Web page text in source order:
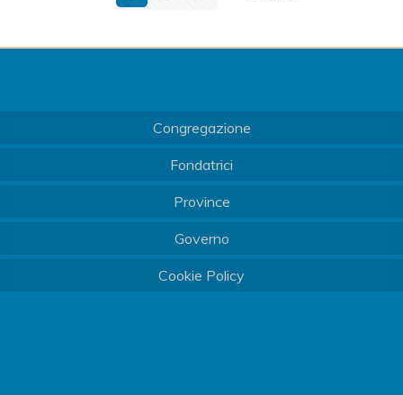
Congregazione
Fondatrici
Province
Governo
Cookie Policy